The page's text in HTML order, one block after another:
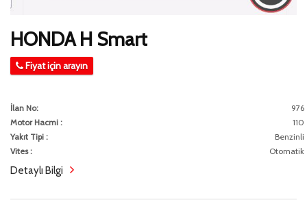
HONDA H Smart
Fiyat için arayın
İlan No:
976
Motor Hacmi :
110
Yakıt Tipi :
Benzinli
Vites :
Otomatik
Detaylı Bilgi